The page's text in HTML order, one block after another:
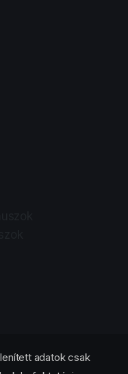
adatok csak